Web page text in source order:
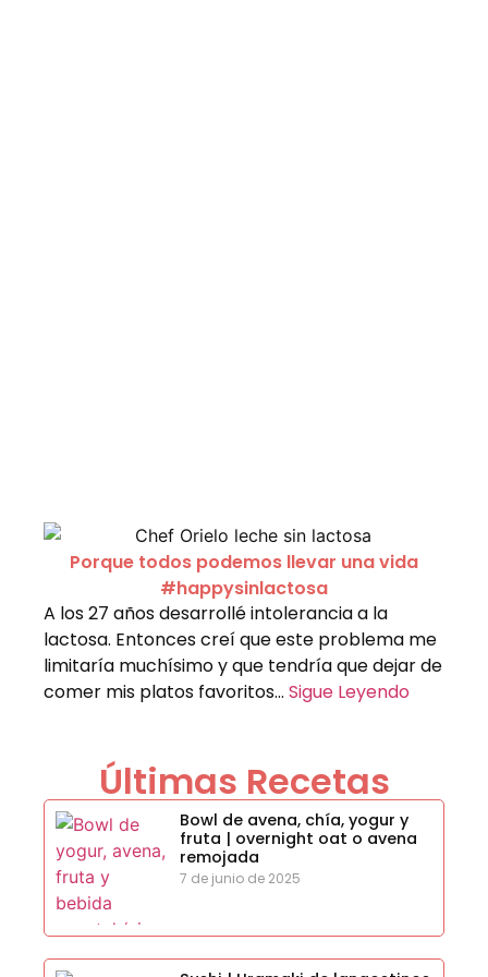
Porque todos podemos llevar una vida
#happysinlactosa
A los 27 años desarrollé intolerancia a la
lactosa. Entonces creí que este problema me
limitaría muchísimo y que tendría que dejar de
comer mis platos favoritos… Sigue Leyendo
Últimas Recetas
Bowl de avena, chía, yogur y
fruta | overnight oat o avena
remojada
7 de junio de 2025